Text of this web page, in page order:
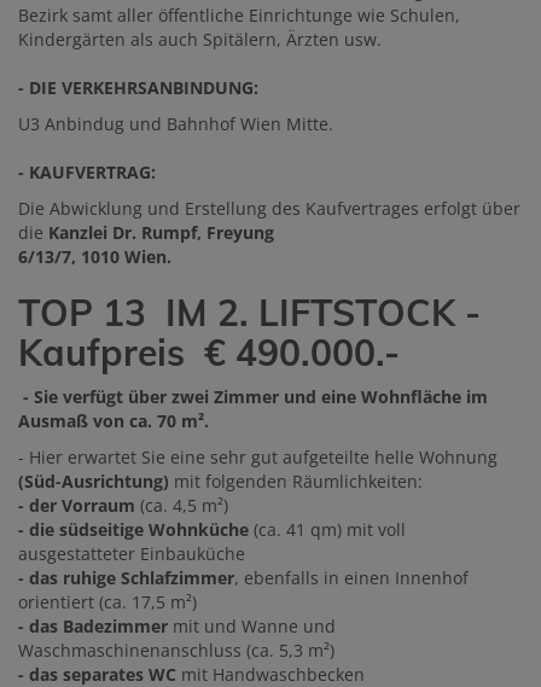
Bezirk samt aller öffentliche Einrichtunge wie Schulen,
Kindergärten als auch Spitälern, Ärzten usw.
- DIE VERKEHRSANBINDUNG:
U3 Anbindug und Bahnhof Wien Mitte.
- KAUFVERTRAG:
Die Abwicklung und Erstellung des Kaufvertrages erfolgt über
die Kanzlei Dr. Rumpf, Freyung
6/13/7, 1010 Wien.
TOP 13 IM 2. LIFTSTOCK -
Kaufpreis € 490.000.-
- Sie verfügt über zwei Zimmer und eine Wohnfläche im
Ausmaß von ca. 70 m².
- Hier erwartet Sie eine sehr gut aufgeteilte helle Wohnung
(Süd-Ausrichtung) mit folgenden Räumlichkeiten:
- der Vorraum (ca. 4,5 m²)
- die südseitige Wohnküche (ca. 41 qm) mit voll
ausgestatteter Einbauküche
- das ruhige Schlafzimmer, ebenfalls in einen Innenhof
orientiert (ca. 17,5 m²)
- das Badezimmer mit und Wanne und
Waschmaschinenanschluss (ca. 5,3 m²)
- das separates WC mit Handwaschbecken